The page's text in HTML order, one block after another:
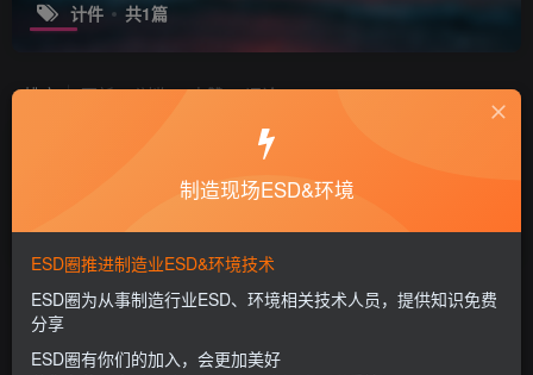
计件 共1篇
排序 更新 浏览 点赞 评论
工厂计件工资方式的利弊分析，相当有
培训咨询
9年前 6202
制造现场ESD&环境
ESD圈推进制造业ESD&环境技术
ESD圈为从事制造行业ESD、环境相关技术人员，提供知识免费
分享
ESD圈有你们的加入，会更加美好